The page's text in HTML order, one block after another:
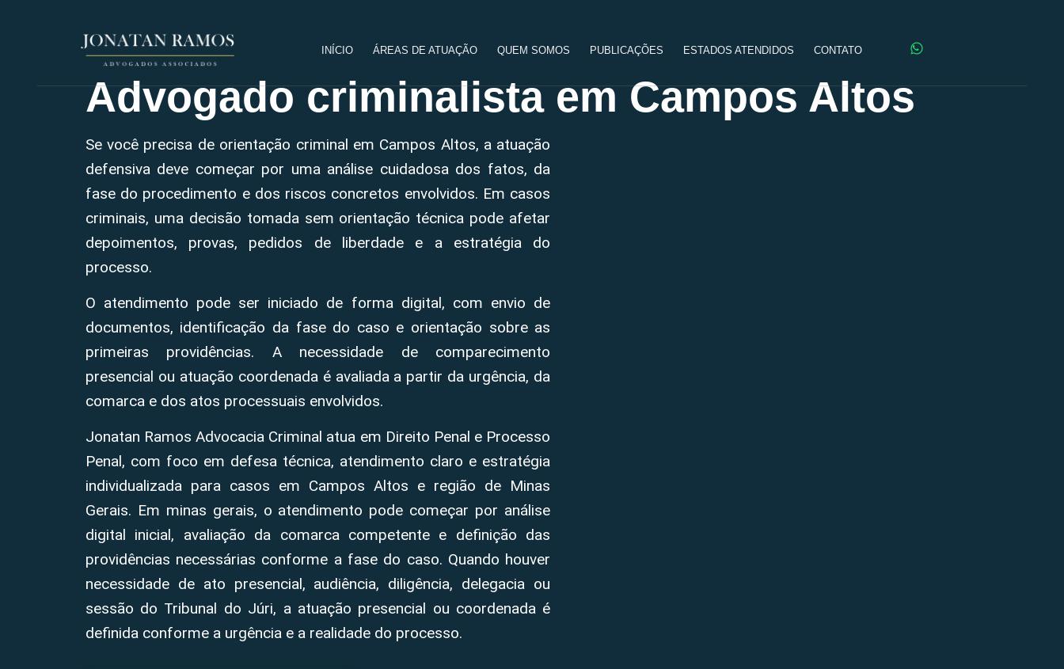
INÍCIO ÁREAS DE ATUAÇÃO QUEM SOMOS PUBLICAÇÕES ESTADOS ATENDIDOS CONTATO
Advogado criminalista em Campos Altos
Se você precisa de orientação criminal em Campos Altos, a atuação
defensiva deve começar por uma análise cuidadosa dos fatos, da
fase do procedimento e dos riscos concretos envolvidos. Em casos
criminais, uma decisão tomada sem orientação técnica pode afetar
depoimentos, provas, pedidos de liberdade e a estratégia do
processo.
O atendimento pode ser iniciado de forma digital, com envio de
documentos, identificação da fase do caso e orientação sobre as
primeiras providências. A necessidade de comparecimento
presencial ou atuação coordenada é avaliada a partir da urgência, da
comarca e dos atos processuais envolvidos.
Jonatan Ramos Advocacia Criminal atua em Direito Penal e Processo
Penal, com foco em defesa técnica, atendimento claro e estratégia
individualizada para casos em Campos Altos e região de Minas
Gerais. Em minas gerais, o atendimento pode começar por análise
digital inicial, avaliação da comarca competente e definição das
providências necessárias conforme a fase do caso. Quando houver
necessidade de ato presencial, audiência, diligência, delegacia ou
sessão do Tribunal do Júri, a atuação presencial ou coordenada é
definida conforme a urgência e a realidade do processo.